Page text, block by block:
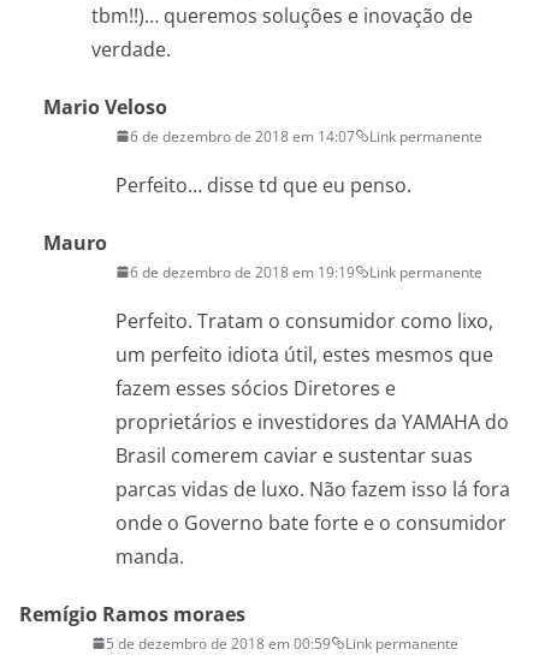
tbm!!)… queremos soluções e inovação de
verdade.
Mario Veloso
6 de dezembro de 2018 em 14:07 Link permanente
Perfeito… disse td que eu penso.
Mauro
6 de dezembro de 2018 em 19:19 Link permanente
Perfeito. Tratam o consumidor como lixo,
um perfeito idiota útil, estes mesmos que
fazem esses sócios Diretores e
proprietários e investidores da YAMAHA do
Brasil comerem caviar e sustentar suas
parcas vidas de luxo. Não fazem isso lá fora
onde o Governo bate forte e o consumidor
manda.
Remígio Ramos moraes
5 de dezembro de 2018 em 00:59 Link permanente